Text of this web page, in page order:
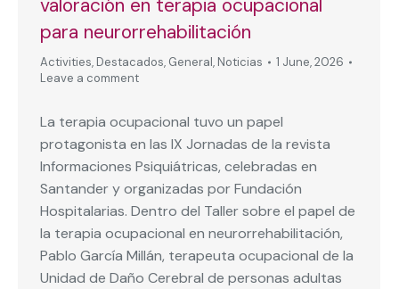
valoración en terapia ocupacional
para neurorrehabilitación
Activities, Destacados, General, Noticias
1 June, 2026
Leave a comment
La terapia ocupacional tuvo un papel
protagonista en las IX Jornadas de la revista
Informaciones Psiquiátricas, celebradas en
Santander y organizadas por Fundación
Hospitalarias. Dentro del Taller sobre el papel de
la terapia ocupacional en neurorrehabilitación,
Pablo García Millán, terapeuta ocupacional de la
Unidad de Daño Cerebral de personas adultas